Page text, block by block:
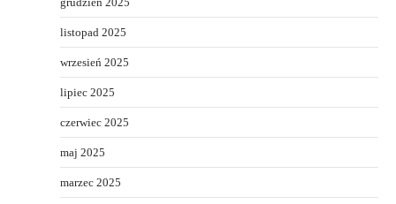
listopad 2025
wrzesień 2025
lipiec 2025
czerwiec 2025
maj 2025
marzec 2025